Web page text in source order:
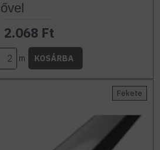
2.068 Ft
m KOSÁRBA
Fekete